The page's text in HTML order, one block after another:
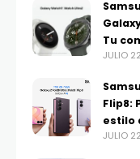
Tu
JULIO
Flip8:
estilo
JULIO